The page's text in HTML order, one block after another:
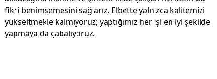
fikri benimsemesini sağlarız. Elbette yalnızca kalitemizi
yükseltmekle kalmıyoruz; yaptığımız her işi en iyi şekilde
yapmaya da çabalıyoruz.